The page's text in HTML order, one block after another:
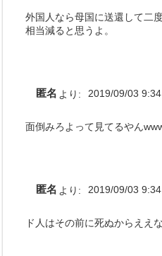
外国人なら母国に送還して二
相当減ると思うよ。
匿名 より: 2019/09/03
面倒みろよって見てるやん
匿名 より: 2019/09/03
ド人はその前に死ぬからええな